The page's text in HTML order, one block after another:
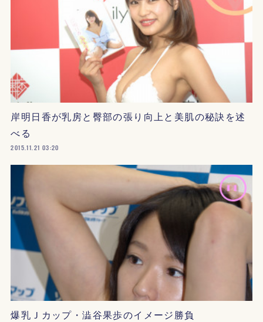
岸明日香が乳房と臀部の張り向上と美肌の秘訣を述
べる
2015.11.21 03:20
爆乳Ｊカップ・澁谷果歩のイメージ勝負